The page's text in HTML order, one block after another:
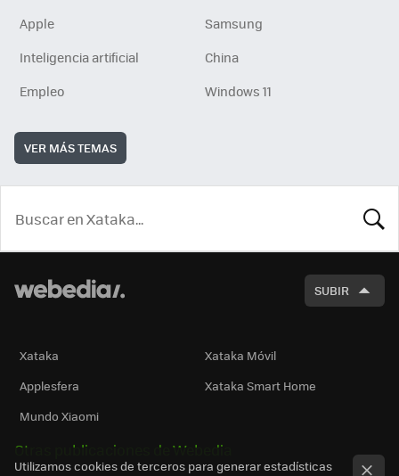
Apple
Samsung
Inteligencia artificial
China
Empleo
Windows 11
VER MÁS TEMAS
SUBIR
Xataka
Xataka Móvil
Applesfera
Xataka Smart Home
Mundo Xiaomi
Otras publicaciones de Webedia
Utilizamos cookies de terceros para generar estadísticas